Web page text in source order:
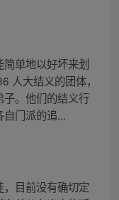
单地以好坏来划
人大结义的团体，
。他们的结义行
门派的追...
目前没有确切定